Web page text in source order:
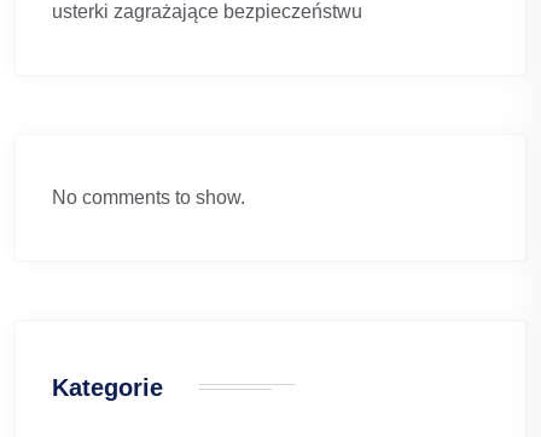
usterki zagrażające bezpieczeństwu
No comments to show.
Kategorie